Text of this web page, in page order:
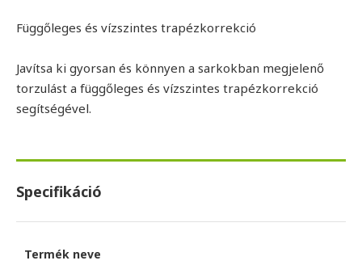
Függőleges és vízszintes trapézkorrekció
Javítsa ki gyorsan és könnyen a sarkokban megjelenő
torzulást a függőleges és vízszintes trapézkorrekció
segítségével.
Specifikáció
Termék neve